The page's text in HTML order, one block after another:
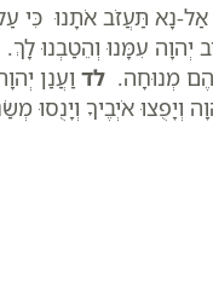
אַל-נָא תַּעֲזֹב אֹתָנוּ כִּי
יְהוָה עִמָּנוּ וְהֵטַבְנוּ לָךְ.
מְנוּחָה. לד וַעֲנַן
אֹיְבֶיךָ וְיָנֻסוּ